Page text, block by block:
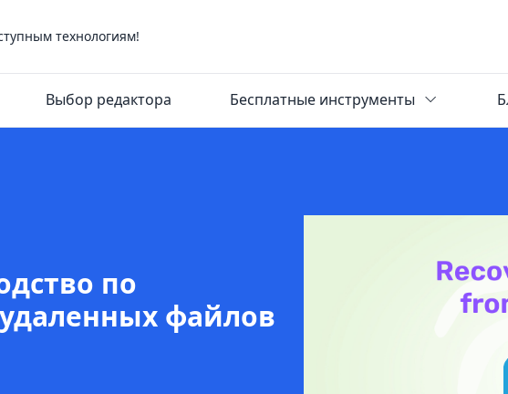
технологиям!
Выбор редактора Бесплатные инструменты
по
файлов